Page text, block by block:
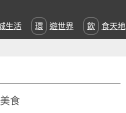
城生活 環遊世界 飲食天地
食